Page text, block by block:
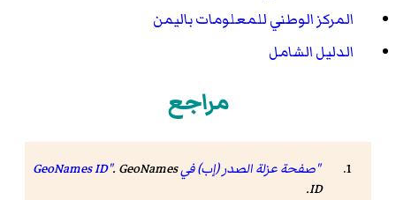
المركز الوطني للمعلومات باليمن
الدليل الشامل
مراجع
"صفحة عزلة الصدر (إب) في GeoNames ID" . GeoNames
ID
.